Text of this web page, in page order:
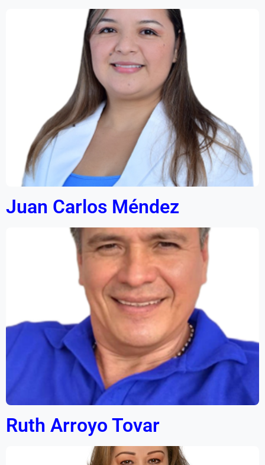
Juan Carlos Méndez
Ruth Arroyo Tovar